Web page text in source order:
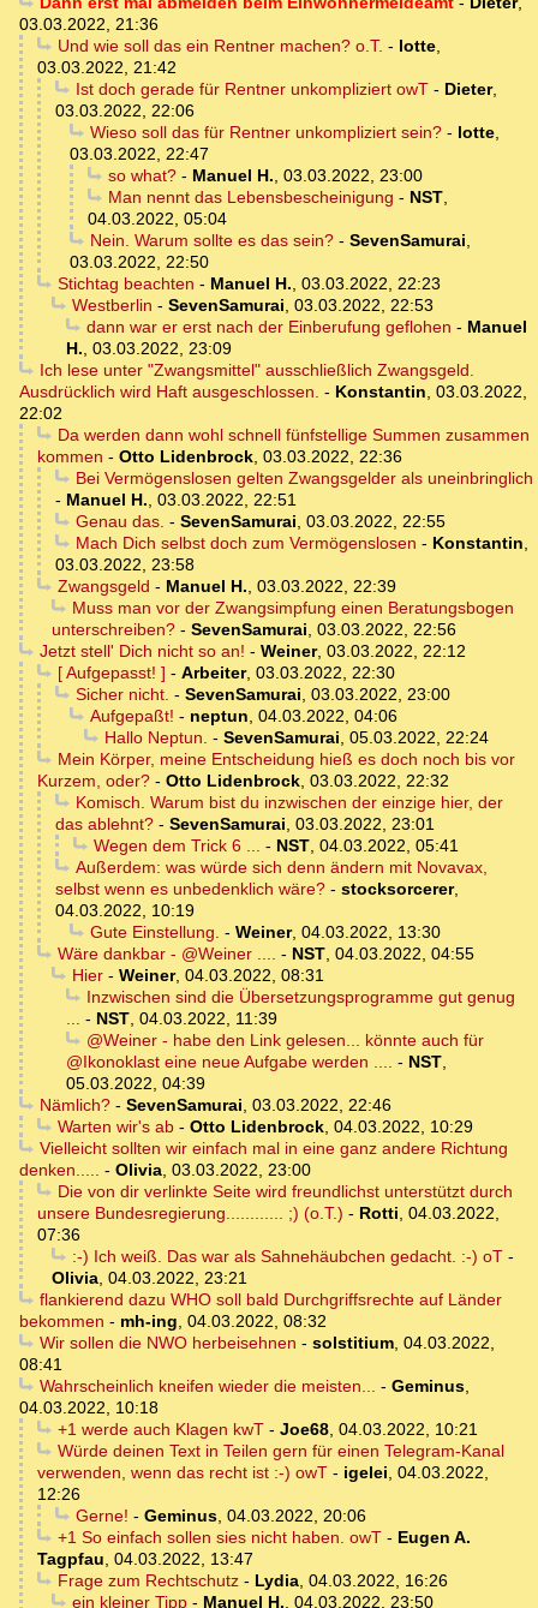
03.03.2022, 21:36
Und wie soll das ein Rentner machen? o.T. - lotte,
03.03.2022, 21:42
Ist doch gerade für Rentner unkompliziert owT- Dieter,
03.03.2022, 22:06
Wieso soll das für Rentner unkompliziert sein?- lotte,
03.03.2022, 22:47
so what?- Manuel H., 03.03.2022, 23:00
Man nennt das Lebensbescheinigung - NST,
04.03.2022, 05:04
Nein. Warum sollte es das sein?- SevenSamurai,
03.03.2022, 22:50
Stichtag beachten - Manuel H., 03.03.2022, 22:23
Westberlin - SevenSamurai, 03.03.2022, 22:53
dann war er erst nach der Einberufung geflohen - Manuel
H., 03.03.2022, 23:09
Ich lese unter "Zwangsmittel" ausschließlich Zwangsgeld.
Ausdrücklich wird Haft ausgeschlossen. - Konstantin, 03.03.2022,
22:02
Da werden dann wohl schnell fünfstellige Summen zusammen
kommen - Otto Lidenbrock, 03.03.2022, 22:36
Bei Vermögenslosen gelten Zwangsgelder als uneinbringlich
- Manuel H., 03.03.2022, 22:51
Genau das. - SevenSamurai, 03.03.2022, 22:55
Mach Dich selbst doch zum Vermögenslosen - Konstantin,
03.03.2022, 23:58
Zwangsgeld - Manuel H., 03.03.2022, 22:39
Muss man vor der Zwangsimpfung einen Beratungsbogen
unterschreiben? - SevenSamurai, 03.03.2022, 22:56
Jetzt stell' Dich nicht so an! - Weiner, 03.03.2022, 22:12
[ Aufgepasst! ] - Arbeiter, 03.03.2022, 22:30
Sicher nicht. - SevenSamurai, 03.03.2022, 23:00
Aufgepaßt! - neptun, 04.03.2022, 04:06
Hallo Neptun. - SevenSamurai, 05.03.2022, 22:24
Mein Körper, meine Entscheidung hieß es doch noch bis vor
Kurzem, oder? - Otto Lidenbrock, 03.03.2022, 22:32
Komisch. Warum bist du inzwischen der einzige hier, der
das ablehnt? - SevenSamurai, 03.03.2022, 23:01
Wegen dem Trick 6 ... - NST, 04.03.2022, 05:41
Außerdem: was würde sich denn ändern mit Novavax,
selbst wenn es unbedenklich wäre? - stocksorcerer,
04.03.2022, 10:19
Gute Einstellung. - Weiner, 04.03.2022, 13:30
Wäre dankbar - @Weiner .... - NST, 04.03.2022, 04:55
Hier- Weiner, 04.03.2022, 08:31
Inzwischen sind die Übersetzungsprogramme gut genug
... - NST, 04.03.2022, 11:39
@Weiner - habe den Link gelesen... könnte auch für
@Ikonoklast eine neue Aufgabe werden .... - NST,
05.03.2022, 04:39
Nämlich?- SevenSamurai, 03.03.2022, 22:46
Warten wir's ab- Otto Lidenbrock, 04.03.2022, 10:29
Vielleicht sollten wir einfach mal in eine ganz andere Richtung
denken..... - Olivia, 03.03.2022, 23:00
Die von dir verlinkte Seite wird freundlichst unterstützt durch
unsere Bundesregierung............ ;) (o.T.) - Rotti, 04.03.2022,
07:36
:-) Ich weiß. Das war als Sahnehäubchen gedacht. :-) oT-
Olivia, 04.03.2022, 23:21
flankierend dazu WHO soll bald Durchgriffsrechte auf Länder
bekommen - mh-ing, 04.03.2022, 08:32
Wir sollen die NWO herbeisehnen - solstitium, 04.03.2022,
08:41
Wahrscheinlich kneifen wieder die meisten... - Geminus,
04.03.2022, 10:18
+1 werde auch Klagen kwT- Joe68, 04.03.2022, 10:21
Würde deinen Text in Teilen gern für einen Telegram-Kanal
verwenden, wenn das recht ist :-) owT - igelei, 04.03.2022,
12:26
Gerne! - Geminus, 04.03.2022, 20:06
+1 So einfach sollen sies nicht haben. owT- Eugen A.
Tagpfau, 04.03.2022, 13:47
Frage zum Rechtschutz- Lydia, 04.03.2022, 16:26
ein kleiner Tipp- Manuel H., 04.03.2022, 23:50